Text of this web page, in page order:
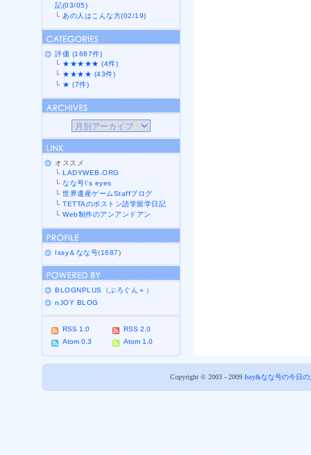
記(03/05)
└ あの人はこんな方(02/19)
評価 (1687件)
└ ★★★★★ (4件)
└ ★★★★ (43件)
└ ★ (7件)
オススメ
└LADYWEB.ORG
└なな号\'s eyes
└世界遺産ゲームStaffブログ
└TETTAのボストン語学留学日記
└Web制作のアンアンドアン
Issy＆なな号(1687)
BLOGNPLUS（ぶろぐん＋）
nJOY BLOG
RSS 1.0
RSS 2.0
Atom 0.3
Atom 1.0
Copyright © 2003 - 2009 Issy&なな号の今日